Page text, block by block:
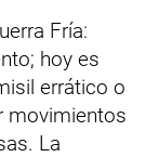
Fría:
hoy es
errático o
movimientos
La